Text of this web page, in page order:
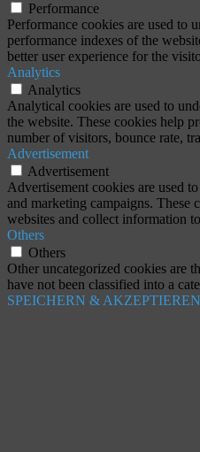
Performance
Performance cookies are used to
performance indexes of the
better user experience for the
Analytics
Analytics
Analytical cookies are used to
the website. These cookies help
number of visitors, bounce rate,
Advertisement
Advertisement
Advertisement cookies are used
and marketing campaigns. These
websites and collect information
Others
Others
Other uncategorized cookies are
have not been classified into a
SPEICHERN & AKZEPTIEREN